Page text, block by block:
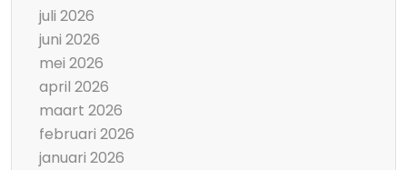
juli 2026
juni 2026
mei 2026
april 2026
maart 2026
februari 2026
januari 2026